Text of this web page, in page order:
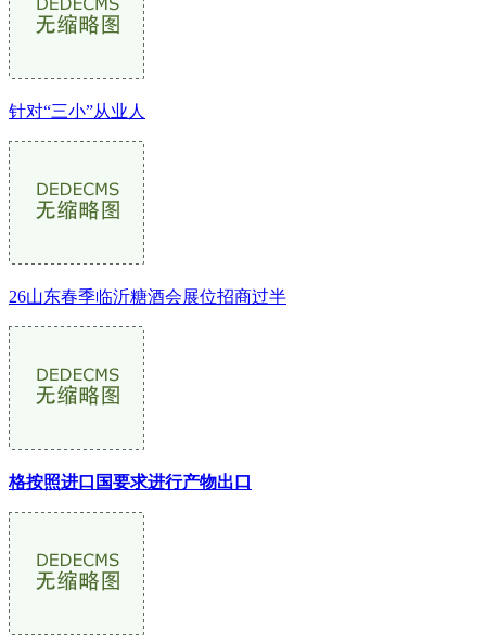
针对“三小”从业人
26山东春季临沂糖酒会展位招商过半
格按照进口国要求进行产物出口